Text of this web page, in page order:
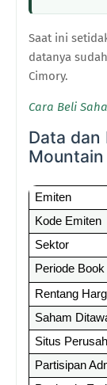
Saat ini
datanya
Cimory.
Cara Beli
Data dan
Mountain
Emiten
Kode Emiten
Sektor
Periode
Rentang
Saham
Situs
Partisipan